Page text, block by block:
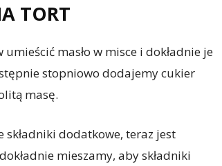
TORT
masło w misce i dokładnie je
stopniowo dodajemy cukier
masę.
dodatkowe, teraz jest
mieszamy, aby składniki